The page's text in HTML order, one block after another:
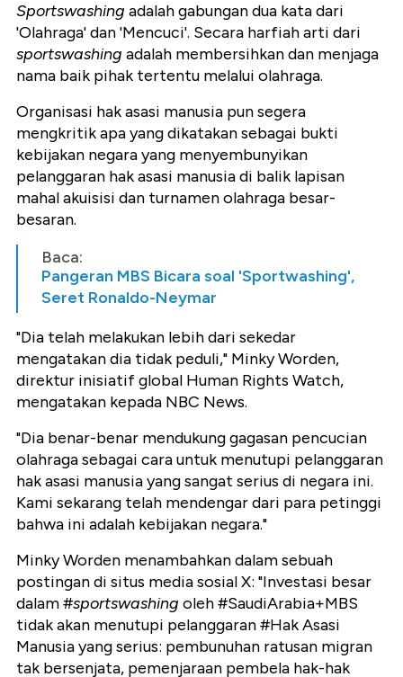
Sportswashing adalah gabungan dua kata dari
'Olahraga' dan 'Mencuci'. Secara harfiah arti dari
sportswashing adalah membersihkan dan menjaga
nama baik pihak tertentu melalui olahraga.
Organisasi hak asasi manusia pun segera
mengkritik apa yang dikatakan sebagai bukti
kebijakan negara yang menyembunyikan
pelanggaran hak asasi manusia di balik lapisan
mahal akuisisi dan turnamen olahraga besar-
besaran.
Baca:
Pangeran MBS Bicara soal 'Sportwashing',
Seret Ronaldo-Neymar
"Dia telah melakukan lebih dari sekedar
mengatakan dia tidak peduli," Minky Worden,
direktur inisiatif global Human Rights Watch,
mengatakan kepada NBC News.
"Dia benar-benar mendukung gagasan pencucian
olahraga sebagai cara untuk menutupi pelanggaran
hak asasi manusia yang sangat serius di negara ini.
Kami sekarang telah mendengar dari para petinggi
bahwa ini adalah kebijakan negara."
Minky Worden menambahkan dalam sebuah
postingan di situs media sosial X: "Investasi besar
dalam #sportswashing oleh #SaudiArabia+MBS
tidak akan menutupi pelanggaran #Hak Asasi
Manusia yang serius: pembunuhan ratusan migran
tak bersenjata, pemenjaraan pembela hak-hak